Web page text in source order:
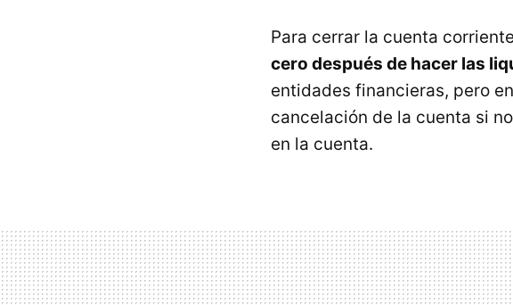
Para cerrar la cuenta
cero después de hacer las
entidades financieras, pero
cancelación de la cuenta si
en la cuenta.